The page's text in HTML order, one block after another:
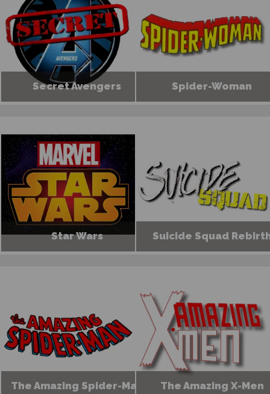
Secret Avengers Spider-Woman
Star Wars Suicide Squad
The Amazing Spider-Man The Amazing X-Men